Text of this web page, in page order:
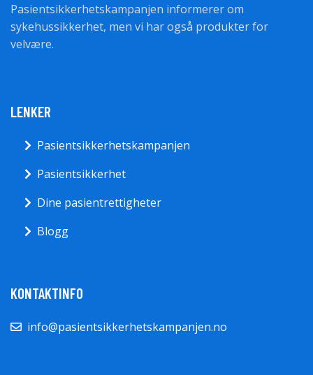
Pasientsikkerhetskampanjen informerer om
sykehussikkerhet, men vi har også produkter for
velvære.
LENKER
Pasientsikkerhetskampanjen
Pasientsikkerhet
Dine pasientrettigheter
Blogg
KONTAKTINFO
info@pasientsikkerhetskampanjen.no